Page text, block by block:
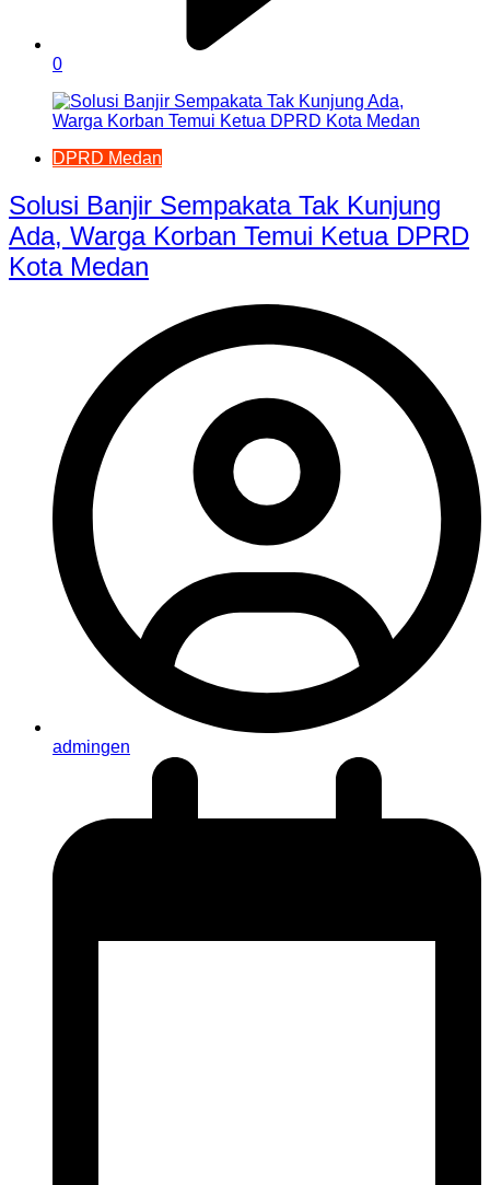
0
DPRD Medan
Solusi Banjir Sempakata Tak Kunjung
Ada, Warga Korban Temui Ketua DPRD
Kota Medan
admingen